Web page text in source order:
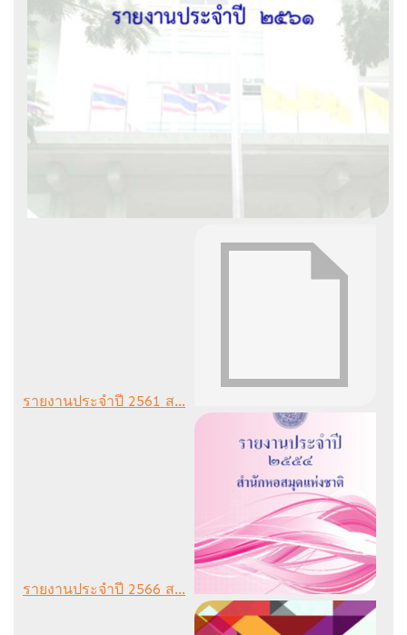
รายงานประจำปี 2561 ส...
รายงานประจำปี 2566 ส...